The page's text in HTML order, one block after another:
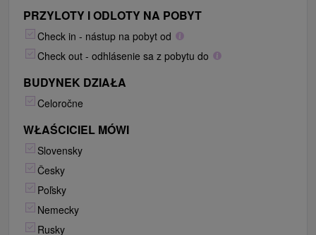
PRZYLOTY I ODLOTY NA POBYT
Check in - nástup na pobyt od
Check out - odhlásenie sa z pobytu do
BUDYNEK DZIAŁA
Celoročne
WŁAŚCICIEL MÓWI
Slovensky
Česky
Poľsky
Nemecky
Rusky